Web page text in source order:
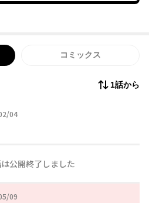
コミックス
1話から
04
月04日
公開終了しました
09
月09日